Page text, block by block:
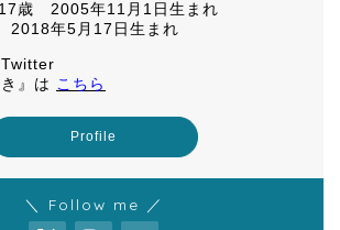
歳 2005年11月1日生まれ
年5月17日生まれ
Twitter
』は こちら
Profile
＼ Follow me ／